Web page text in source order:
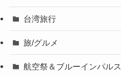
台湾旅行
旅/グルメ
航空祭＆ブルーインパルス